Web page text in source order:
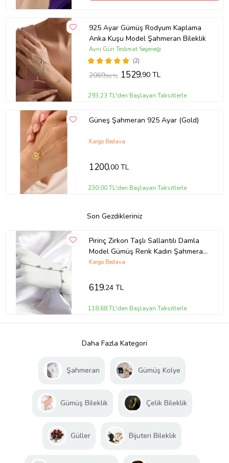
925 Ayar Gümüş Rodyum Kaplama
Anka Kuşu Model Şahmeran Bileklik
(2)
Aynı Gün Teslimat Seçeneği
2069,90 TL 1529,90 TL
293,23 TL'den Başlayan Taksitlerle
Güneş Şahmeran 925 Ayar (Gold)
Kargo Bedava
1200,00 TL
230,00 TL'den Başlayan Taksitlerle
Son Gezdikleriniz
Pirinç Zirkon Taşlı Sallantılı Damla
Model Gümüş Renk Kadın Şahmeran
- TJ-SN704
Kargo Bedava
619,24 TL
118,68 TL'den Başlayan Taksitlerle
Daha Fazla Kategori
Şahmeran Gümüş Kolye
Gümüş Bileklik Çelik Bileklik
Güller Bijuteri Bileklik